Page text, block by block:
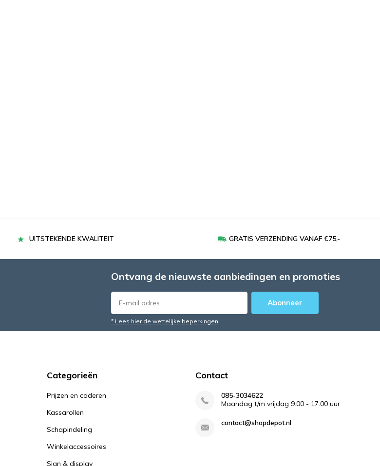
UITSTEKENDE KWALITEIT GRATIS VERZENDING VANAF €75,-
Ontvang de nieuwste aanbiedingen en promoties
Abonneer
* Lees hier de wettelijke beperkingen
Categorieën
Prijzen en coderen
Kassarollen
Schapindeling
Winkelaccessoires
Sign & display
Contact
085-3034622
Maandag t/m vrijdag 9.00 - 17.00 uur
contact@shopdepot.nl